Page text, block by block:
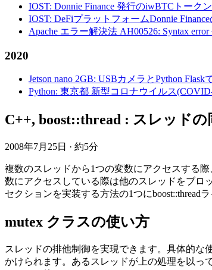
IOST: Donnie Finance 発行のiwBTCトーク
IOST: DeFiプラットフォームDonnie
Apache エラー解決法 AH00526: Syntax error
2020
Jetson nano 2GB: USBカメラとPython
Python: 東京都 新型コロナウイルス
C++, boost::thread : スレッド
2008年7月25日 · 約5分
複数のスレッドから1つの変数にアクセスする
数にアクセスしている際は他のスレッドをブロ
セクションを実装する方法の1つにboost::thread
mutex クラスの使い方
スレッドの排他制御を実現できます。具体的な
かけられます。あるスレッドが上の処理を以っ